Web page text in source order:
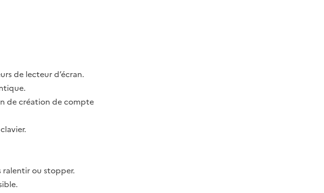
de lecteur d’écran.
de création de compte
ralentir ou stopper.